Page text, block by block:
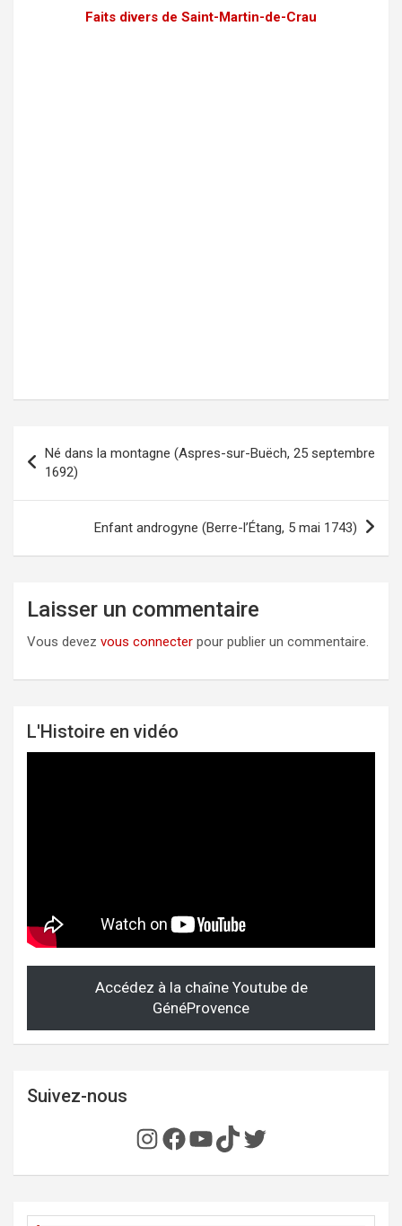
Faits divers de Saint-Martin-de-Crau
Navigation
l’article
Né dans la montagne (Aspres-sur-Buëch, 25 septembre
1692)
Enfant androgyne (Berre-l’Étang, 5 mai 1743)
Laisser un commentaire
Vous devez vous connecter pour publier un commentaire.
L'Histoire en vidéo
Accédez à la chaîne Youtube de
GénéProvence
Suivez-nous
Instagram
Facebook
YouTube
TikTok
Twitter